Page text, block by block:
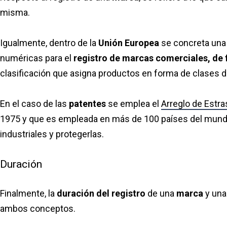
misma.
Igualmente, dentro de la Unión Europea se concreta
numéricas para el registro de marcas comerciales, de
clasificación que asigna productos en forma de clases
En el caso de las patentes se emplea el Arreglo de
1975 y que es empleada en más de 100 países del
industriales y protegerlas.
Duración
Finalmente, la duración del registro de una marca y
ambos conceptos.